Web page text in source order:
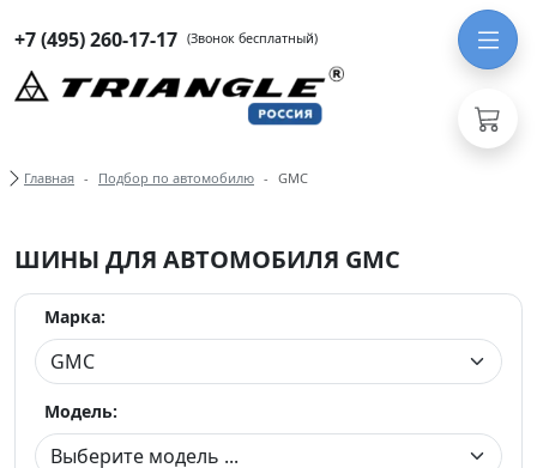
+7 (495) 260-17-17 (Звонок бесплатный)
Хлебные крошки
Главная Подбор по автомобилю GMC
ШИНЫ ДЛЯ АВТОМОБИЛЯ GMC
Марка:
Модель: